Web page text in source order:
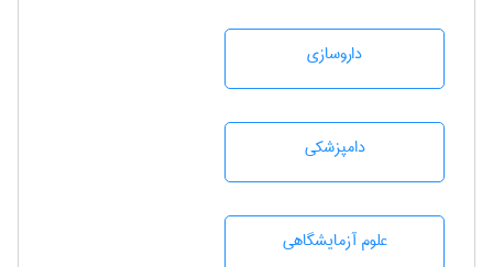
داروسازی
دامپزشكی
علوم آزمايشگاهی